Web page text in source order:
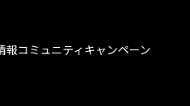
報コミュニティ キャンペーン